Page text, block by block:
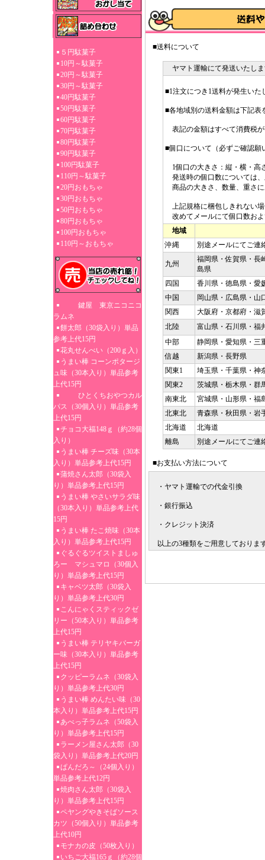
５円駄菓子
10円～駄菓子
20円～駄菓子
30円～駄菓子
40円駄菓子
50円駄菓子
60円駄菓子
70円駄菓子
80円駄菓子
90円駄菓子
100円駄菓子
110円～駄菓子
20円おもちゃ
30円おもちゃ
50円おもちゃ
80円おもちゃ
100円おもちゃ
110円～おもちゃ
鍵屋 東京ニコニコ
ラムネ
餅太郎（30袋入り）単品
参考上代15円
花丸せんべい（200ｇ入）
うまい棒 コーンポタージ
ュ味（30本入り）単品参考
上代15円
ひとくちおやつカル
パス（30個入り）単品参考
上代15円
チョコ大福148ｇ（約28個
入り）
うまい棒 チーズ味（30本
入り）単品参考上代15円
蒲焼さん太郎（30袋入
り）単品参考上代15円
うまい棒 やさいサラダ味
（30本入り）単品参考上代
15円
うまい棒 たこ焼味（30本
入り）単品参考上代15円
ぐるぐるツイストましゅ
ろー マシュマロ（30個入
り）単品参考上代15円
キャベツ太郎（30袋入
り）単品参考上代30円
こんにゃくスティックゼ
リー（50本入り）単品参考
上代15円
うまい棒 テリヤキバーガ
ー味（30本入り）単品参考
上代15円
クッピーラムネ（30袋入
り）単品参考上代30円
うまい棒 めんたい味（30
本入り）単品参考上代15円
あべっ子ラムネ（50袋入
り）単品参考上代15円
ラーメン屋さん太郎（30
袋入り）単品参考上代20円
ぱんだろ～（24個入り）
単品参考上代12円
焼肉さん太郎（30袋入
り）単品参考上代15円
ペヤングやきそばソース
カツ（50個入り）単品参考
上代10円
モナカの皮（50枚入り）
いちご大福165ｇ（約28個
■送料について
ヤマト運輸にて発送いたし
■1注文につき1送料が発生いた
■各地域別の送料金額は下記表
表記の金額はすべて消費税
■個口について（必ずご確認願
1個口の大きさ：縦・横・高
発送時の個口数については
商品の大きさ、数量、重さ
上記規格に梱包しきれない
改めてメールにて個口数お
地域
沖縄
別途メールにてご連
九州
福岡県・佐賀県・長
島県
四国
香川県・徳島県・愛
中国
岡山県・広島県・山
関西
大阪府・京都府・滋
北陸
富山県・石川県・福
中部
静岡県・愛知県・三
信越
新潟県・長野県
関東1
埼玉県・千葉県・神
関東2
茨城県・栃木県・群
南東北
宮城県・山形県・福
北東北
青森県・秋田県・岩
北海道
北海道
離島
別途メールにてご連
■お支払い方法について
・ヤマト運輸での代金引換
・銀行振込
・クレジット決済
以上の3種類をご用意しておりま